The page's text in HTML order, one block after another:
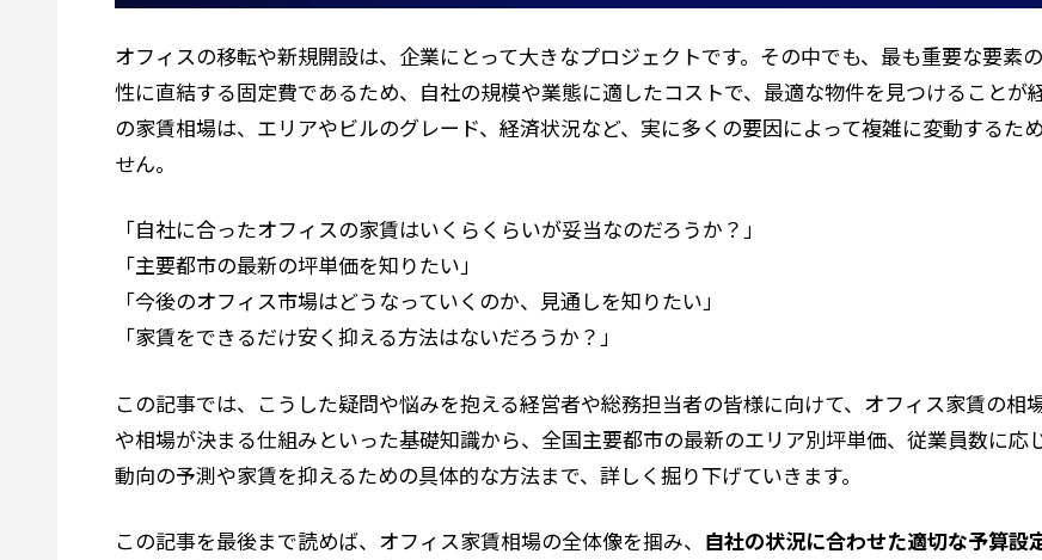
オフィスの移転や新規開設は、企業にとって大きなプロジェクトです。その中でも、最も重要な要素
性に直結する固定費であるため、自社の規模や業態に適したコストで、最適な物件を見つけることが
の家賃相場は、エリアやビルのグレード、経済状況など、実に多くの要因によって複雑に変動するた
せん。
「自社に合ったオフィスの家賃はいくらくらいが妥当なのだろうか？」
「主要都市の最新の坪単価を知りたい」
「今後のオフィス市場はどうなっていくのか、見通しを知りたい」
「家賃をできるだけ安く抑える方法はないだろうか？」
この記事では、こうした疑問や悩みを抱える経営者や総務担当者の皆様に向けて、オフィス家賃の
や相場が決まる仕組みといった基礎知識から、全国主要都市の最新のエリア別坪単価、従業員数に
動向の予測や家賃を抑えるための具体的な方法まで、詳しく掘り下げていきます。
この記事を最後まで読めば、オフィス家賃相場の全体像を掴み、 自社の状況に合わせた適切な予算設